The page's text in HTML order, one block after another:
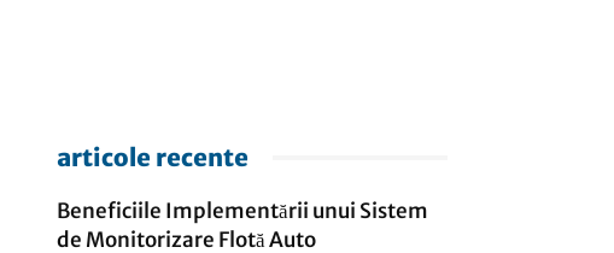
articole recente
Beneficiile Implementării unui Sistem
de Monitorizare Flotă Auto